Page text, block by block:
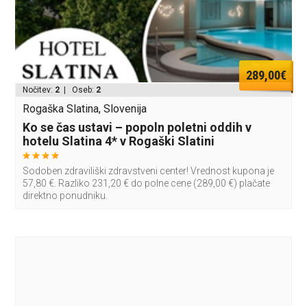
289,00€
Nočitev: 2 | Oseb: 2
Rogaška Slatina, Slovenija
Ko se čas ustavi – popoln poletni oddih v
hotelu Slatina 4* v Rogaški Slatini
Sodoben zdraviliški zdravstveni center! Vrednost kupona je
57,80 €. Razliko 231,20 € do polne cene (289,00 €) plačate
direktno ponudniku.